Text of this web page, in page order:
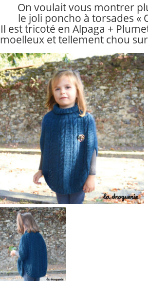
On voulait vous montrer
le joli poncho à torsades «
Il est tricoté en Alpaga +
moelleux et tellement chou